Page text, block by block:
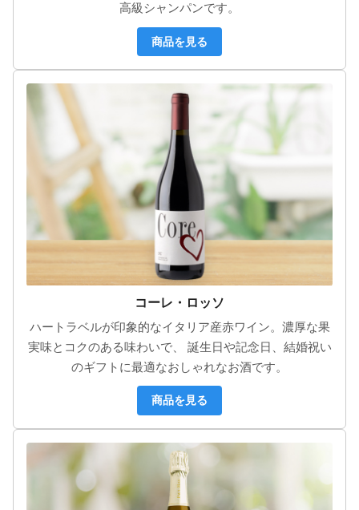
高級シャンパンです。
商品を見る
コーレ・ロッソ
ハートラベルが印象的なイタリア産赤ワイン。濃厚な果
実味とコクのある味わいで、 誕生日や記念日、結婚祝い
のギフトに最適なおしゃれなお酒です。
商品を見る